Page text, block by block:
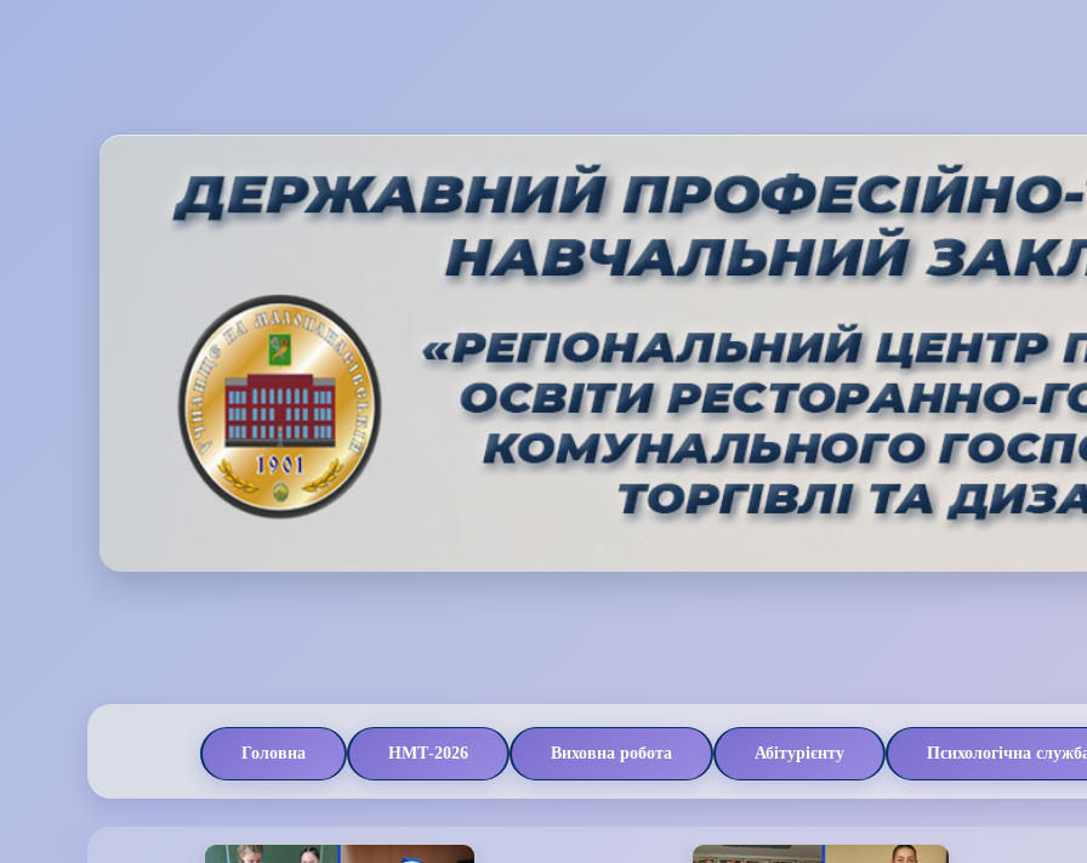
Головна НМТ-2026 Виховна робота Абітурієнту Психологічна